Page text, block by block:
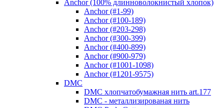
Anchor (100% длинноволокнистый хлопок)
Anchor (#1-99)
Anchor (#100-189)
Anchor (#203-298)
Anchor (#300-399)
Anchor (#400-899)
Anchor (#900-979)
Anchor (#1001-1098)
Anchor (#1201-9575)
DMC
DMC хлопчатобумажная нить art.177
DMC - металлизированая нить